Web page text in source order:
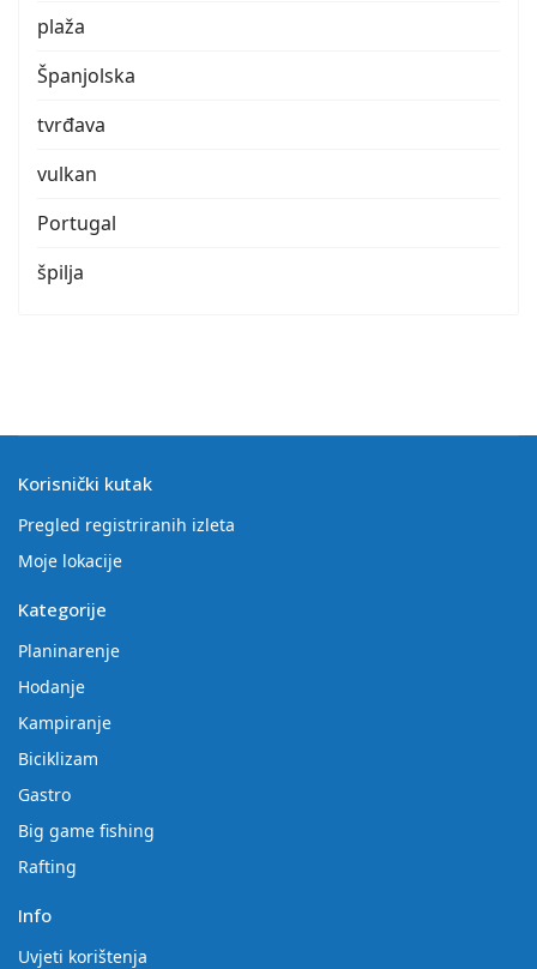
plaža
Španjolska
tvrđava
vulkan
Portugal
špilja
Korisnički kutak
Pregled registriranih izleta
Moje lokacije
Kategorije
Planinarenje
Hodanje
Kampiranje
Biciklizam
Gastro
Big game fishing
Rafting
Info
Uvjeti korištenja